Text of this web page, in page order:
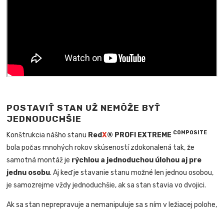
POSTAVIŤ STAN UŽ NEMÔŽE BYŤ
JEDNODUCHŠIE
Konštrukcia nášho stanu RedX® PROFI EXTREME COMPOSITE
bola počas mnohých rokov skúseností zdokonalená tak, že
samotná montáž je rýchlou a jednoduchou úlohou aj pre
jednu osobu. Aj keď je stavanie stanu možné len jednou osobou,
je samozrejme vždy jednoduchšie, ak sa stan stavia vo dvojici.
Ak sa stan neprepravuje a nemanipuluje sa s ním v ležiacej polohe,